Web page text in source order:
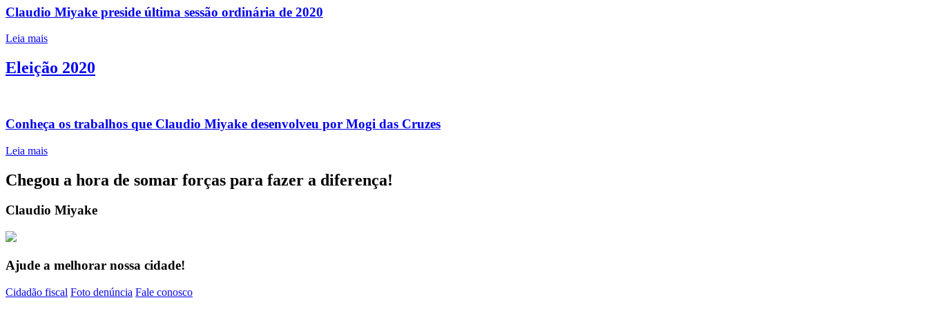
Claudio Miyake preside última sessão ordinária de 2020
Leia mais
Eleição 2020
Conheça os trabalhos que Claudio Miyake desenvolveu por Mogi das Cruzes
Leia mais
Chegou a hora de somar forças para fazer a diferença!
Claudio Miyake
Ajude a melhorar nossa cidade!
Cidadão fiscal Foto denúncia Fale conosco